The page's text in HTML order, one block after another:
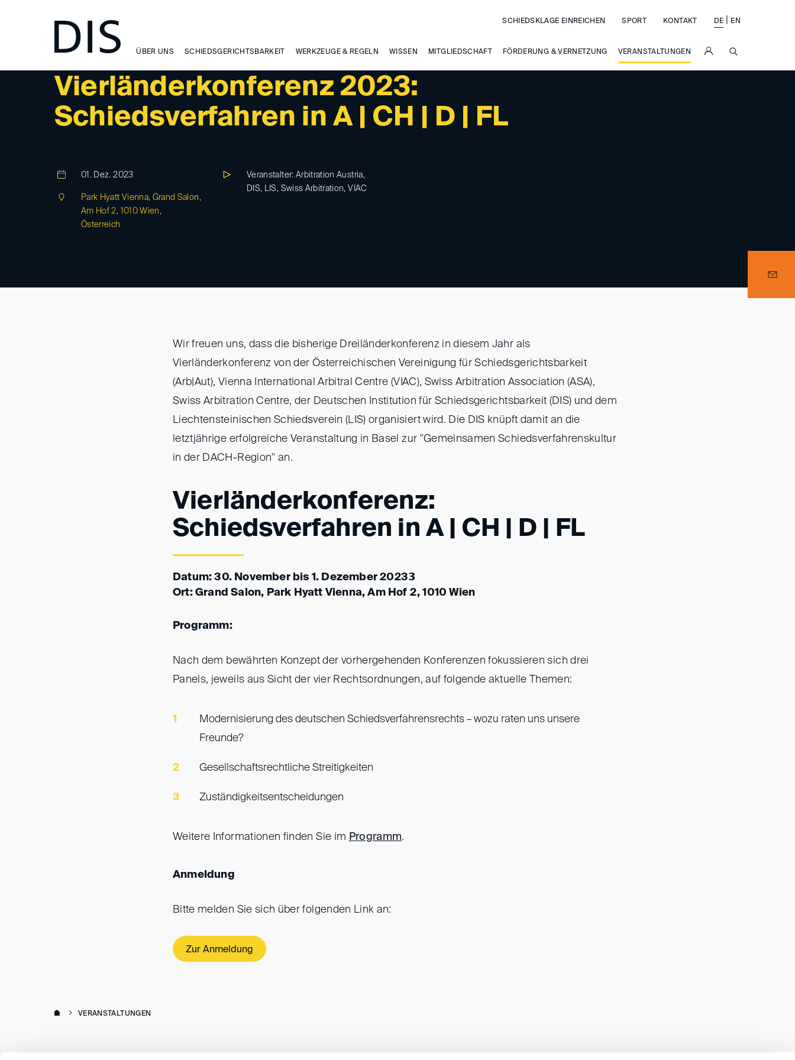
ÜBER UNS SCHIEDSGERICHTSBARKEIT WERKZEUGE & REGELN WISSEN MITGLIEDSCHAFT FÖRDERUNG & VERNETZUNG VERANSTALTUNGEN
SCHIEDSKLAGE EINREICHEN SPORT KONTAKT DE EN
Vierländerkonferenz 2023:
Schiedsverfahren in A | CH | D | FL
DIS-EVENT
01. Dez. 2023
Park Hyatt Vienna, Grand Salon,
Am Hof 2, 1010 Wien,
Österreich
Veranstalter: Arbitration Austria,
DIS, LIS, Swiss Arbitration, VIAC
Wir freuen uns, dass die bisherige Dreiländerkonferenz in diesem Jahr als
Vierländerkonferenz von der Österreichischen Vereinigung für Schiedsgerichtsbarkeit
(Arb|Aut), Vienna International Arbitral Centre (VIAC), Swiss Arbitration Association (ASA),
Swiss Arbitration Centre, der Deutschen Institution für Schiedsgerichtsbarkeit (DIS) und dem
Liechtensteinischen Schiedsverein (LIS) organisiert wird. Die DIS knüpft damit an die
letztjährige erfolgreiche Veranstaltung in Basel zur "Gemeinsamen Schiedsverfahrenskultur
in der DACH-Region" an.
Vierländerkonferenz:
Schiedsverfahren in A | CH | D | FL
Datum: 30. November bis 1. Dezember 2023𝟯
Ort: Grand Salon, Park Hyatt Vienna, Am Hof 2, 1010 Wien
Programm:
Nach dem bewährten Konzept der vorhergehenden Konferenzen fokussieren sich drei
Panels, jeweils aus Sicht der vier Rechtsordnungen, auf folgende aktuelle Themen:
Modernisierung des deutschen Schiedsverfahrensrechts – wozu raten uns unsere
Freunde?
Gesellschaftsrechtliche Streitigkeiten
Zuständigkeitsentscheidungen
Weitere Informationen finden Sie im Programm.
Anmeldung
Bitte melden Sie sich über folgenden Link an:
Zur Anmeldung
VERANSTALTUNGEN